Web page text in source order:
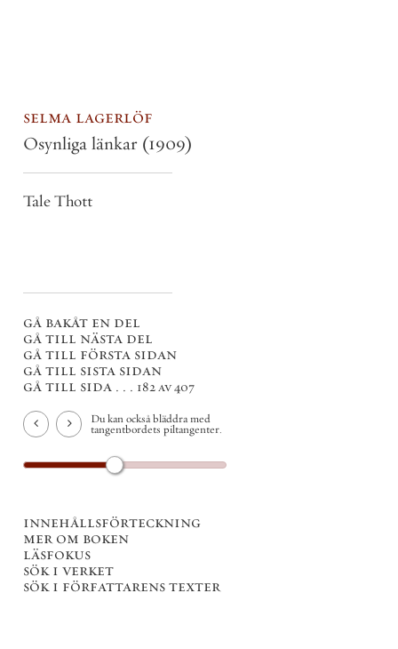
selma lagerlöf
Osynliga länkar (1909)
Tale Thott
gå bakåt en del
gå till nästa del
gå till första sidan
gå till sista sidan
gå till sida . . . 182 av 407
Du kan också bläddra med
tangentbordets piltangenter.
innehållsförteckning
mer om boken
läsfokus
sök i verket
sök i författarens texter